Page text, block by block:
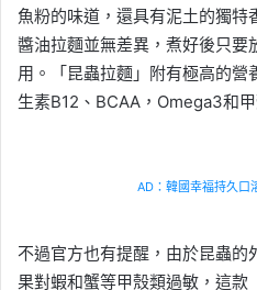
魚粉的味道，還具有泥土的獨特
醬油拉麵並無差異，煮好後只要
用。「昆蟲拉麵」附有極高的營
生素B12、BCAA，Omega3和甲
AD：韓國幸福持久
不過官方也有提醒，由於昆蟲的
果對蝦和蟹等甲殼類過敏，這款